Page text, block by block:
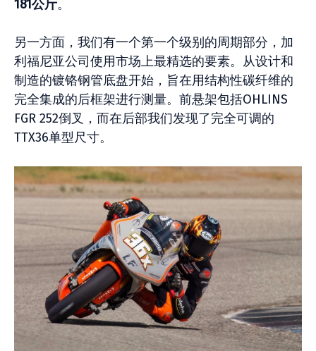
181公斤。
另一方面，我们有一个第一个级别的周期部分，加
利福尼亚公司使用市场上最精选的要素。从设计和
制造的镀铬钢管底盘开始，旨在用结构性碳纤维的
完全集成的后框架进行测量。前悬架包括OHLINS
FGR 252倒叉，而在后部我们发现了完全可调的
TTX36单型尺寸。